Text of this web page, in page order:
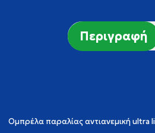
Περιγραφή
Ομπρέλα παραλίας αντιανεμική